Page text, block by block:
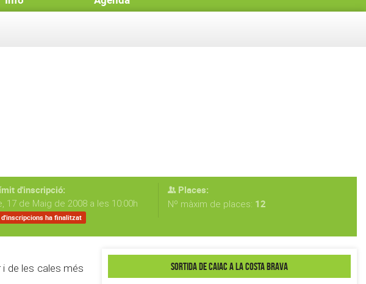
d'inscripció:
17 de Maig de 2008 a les 10:00h
ha finalitzat
Places:
Nº màxim de places: 12
de les cales més
SORTIDA DE CAIAC A LA COSTA BRAVA